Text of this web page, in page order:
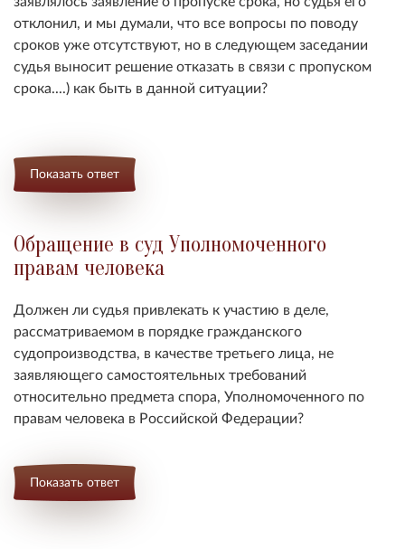
отклонил, и мы думали, что все вопросы по поводу
сроков уже отсутствуют, но в следующем заседании
судья выносит решение отказать в связи с пропуском
срока....) как быть в данной ситуации?
Показать ответ
Обращение в суд Уполномоченного
правам человека
Должен ли судья привлекать к участию в деле,
рассматриваемом в порядке гражданского
судопроизводства, в качестве третьего лица, не
заявляющего самостоятельных требований
относительно предмета спора, Уполномоченного по
правам человека в Российской Федерации?
Показать ответ